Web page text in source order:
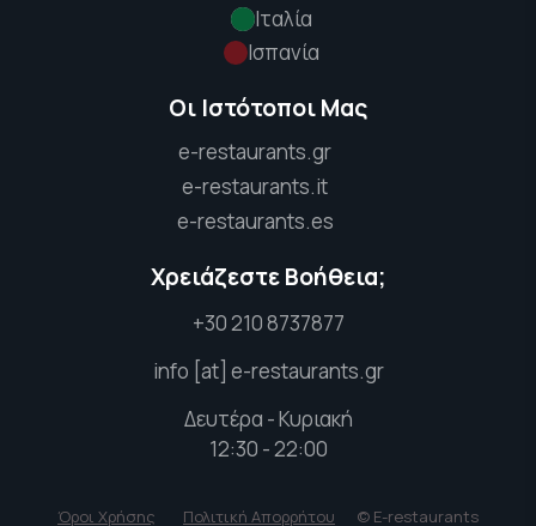
Ιταλία
Ισπανία
Οι Ιστότοποι Μας
e-restaurants.gr
e-restaurants.it
e-restaurants.es
Χρειάζεστε Βοήθεια;
+30 210 8737877
info [at] e-restaurants.gr
Δευτέρα - Κυριακή
12:30 - 22:00
Όροι Χρήσης Πολιτική Απορρήτου © E-restaurants